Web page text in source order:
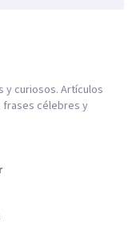
y curiosos. Artículos
frases célebres y